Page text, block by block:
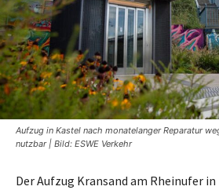
Aufzug in Kastel nach monatelanger Reparatur
nutzbar | Bild: ESWE Verkehr
Der Aufzug Kransand am Rheinufer